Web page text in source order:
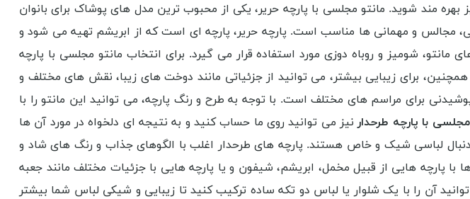
مند شوید. مانتو مجلسی با پارچه حریر، یکی از محبوب ترین مدل های پوشاک برای بانوان
مجالس و مهمانی ها مناسب است. پارچه حریر، پارچه ای است که از ابریشم تهیه می شود و
شومیز و روباه دوزی مورد استفاده قرار می گیرد. برای انتخاب مانتو مجلسی با پارچه
برای زیبایی بیشتر، می توانید از جزئیاتی مانند دوخت های زیبا، نقش های مختلف و
برای مراسم های مختلف است. با توجه به طرح و رنگ پارچه، می توانید این مانتو را با
مجلسی با پارچه طرحدار نیز می توانید روی ما حساب کنید و به نتیجه ای دلخواه در مورد آن ها
دنبال لباسی شیک و خاص هستند. پارچه های طرحدار اغلب با الگوهای جذاب و رنگ های شاد و
پارچه هایی از قبیل مخمل، ابریشم، شیفون و یا پارچه هایی با جزئیات مختلف مانند جعبه
آن را با یک شلوار یا لباس دو تکه ساده ترکیب کنید تا زیبایی و شیکی لباس شما بیشتر